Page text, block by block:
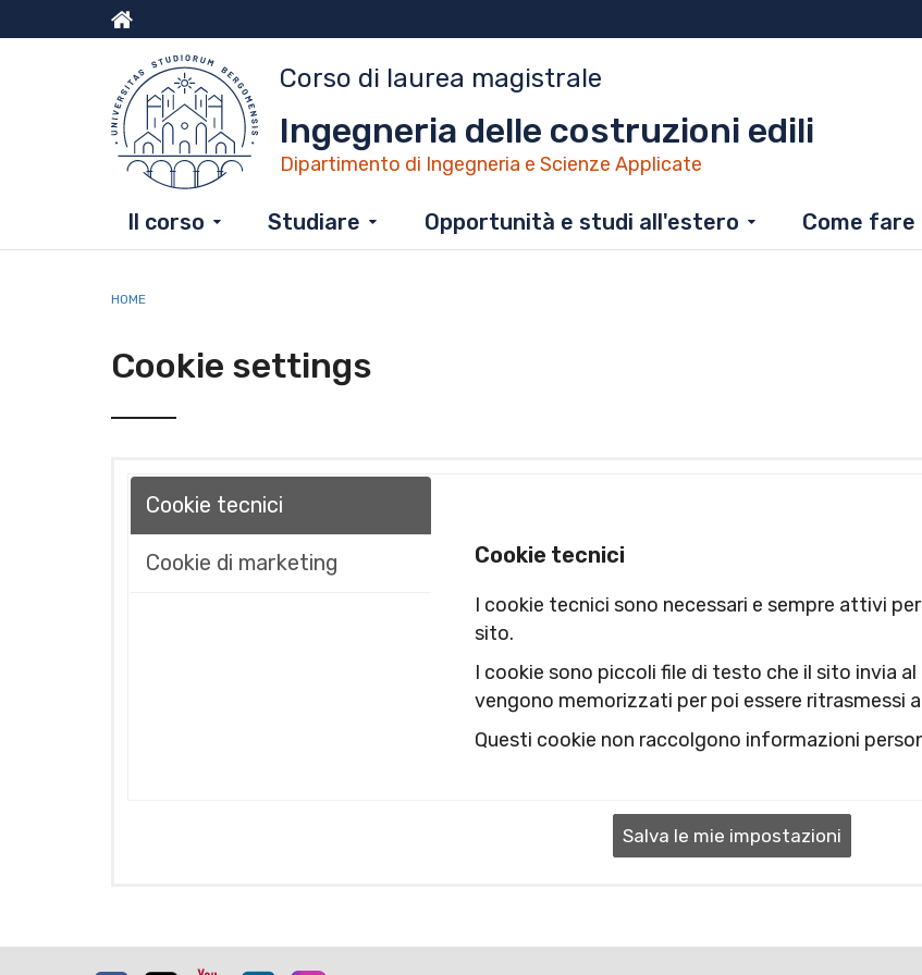
al
Menu
top
Corso di laurea magistrale
Ingegneria delle costruzioni edili
Dipartimento di Ingegneria e Scienze Applicate
Il corso Studiare Opportunità e studi all'estero Come fare
HOME
Cookie settings
Cookie tecnici
Cookie di marketing Cookie tecnici
I cookie tecnici sono necessari e sempre attivi
sito.
I cookie sono piccoli file di testo che il sito invia
vengono memorizzati per poi essere ritrasmessi
Questi cookie non raccolgono informazioni
Salva le mie impostazioni